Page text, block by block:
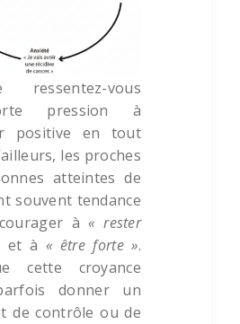
ressentez-vous
pression à
positive en tout
les proches
atteintes de
souvent tendance
à« rester
et à « être forte ».
cette croyance
donner un
de contrôle ou de